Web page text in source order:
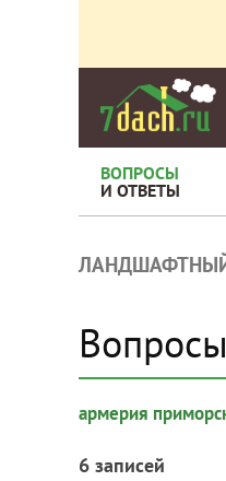
ВОПРОСЫ
И ОТВЕТЫ
армерия
6 записей